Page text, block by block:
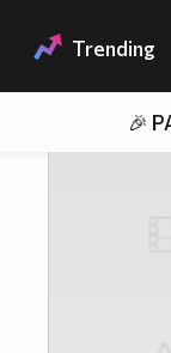
Trending
🎉